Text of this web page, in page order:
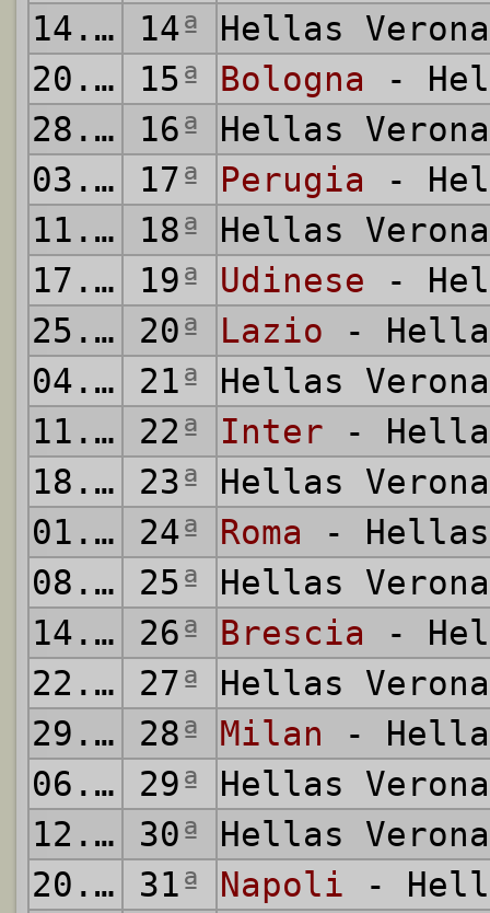
14.01.2001
14ª
Hellas
20.01.2001
15ª Bologna -
28.01.2001
16ª
Hellas
03.02.2001
17ª Perugia -
11.02.2001
18ª
Hellas
17.02.2001
19ª Udinese -
25.02.2001
20ª Lazio -
04.03.2001
21ª
Hellas
11.03.2001
22ª Inter -
18.03.2001
23ª
Hellas
01.04.2001
24ª Roma - Hellas
08.04.2001
25ª
Hellas
14.04.2001
26ª Brescia -
22.04.2001
27ª
Hellas
29.04.2001
28ª Milan -
06.05.2001
29ª
Hellas
12.05.2001
30ª
Hellas
20.05.2001
31ª Napoli -